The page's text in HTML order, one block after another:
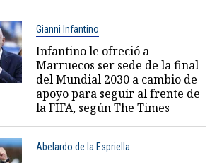
Gianni Infantino
Infantino le ofreció a
Marruecos ser sede de la final
del Mundial 2030 a cambio de
apoyo para seguir al frente de
la FIFA, según The Times
Abelardo de la Espriella